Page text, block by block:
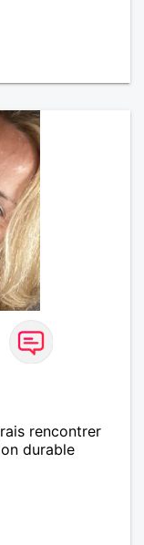
rencontrer
durable